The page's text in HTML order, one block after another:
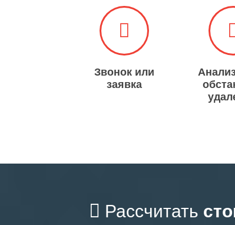
Звонок или
заявка
Рассчитать